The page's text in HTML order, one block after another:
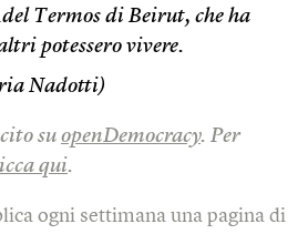
Termos di Beirut, che ha
potessero vivere.
Nadotti)
su openDemocracy. Per
qui.
ogni settimana una pagina di